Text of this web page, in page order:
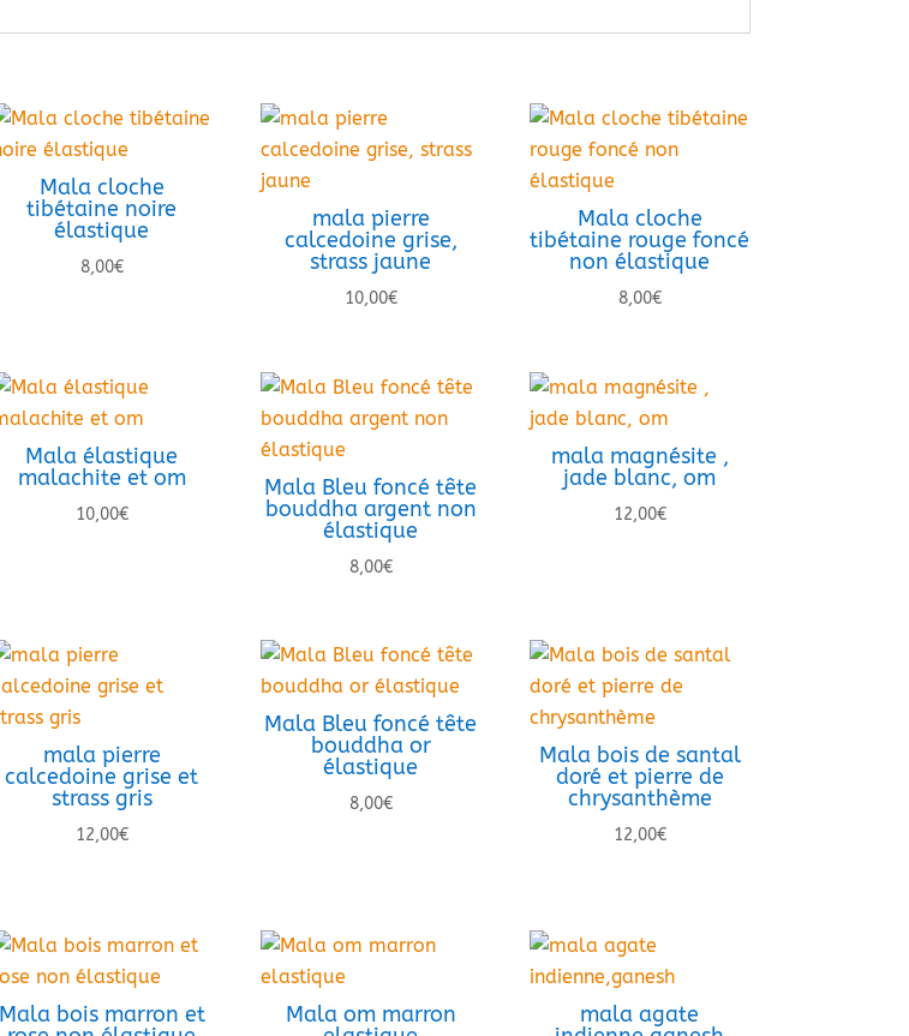
Mala cloche
tibétaine noire
élastique
8,00€
mala pierre
calcedoine grise,
strass jaune
10,00€
Mala cloche
tibétaine rouge foncé
non élastique
8,00€
Mala élastique
malachite et om
10,00€
Mala Bleu foncé tête
bouddha argent non
élastique
8,00€
mala magnésite ,
jade blanc, om
12,00€
mala pierre
calcedoine grise et
strass gris
12,00€
Mala Bleu foncé tête
bouddha or
élastique
8,00€
Mala bois de santal
doré et pierre de
chrysanthème
12,00€
Mala bois marron et
Mala om marron
mala agate